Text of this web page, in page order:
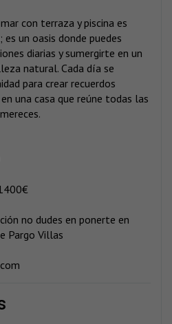
con terraza y piscina es
un oasis donde puedes
diarias y sumergirte en un
natural. Cada día se
para crear recuerdos
una casa que reúne todas las
no dudes en ponerte en
Pargo Villas